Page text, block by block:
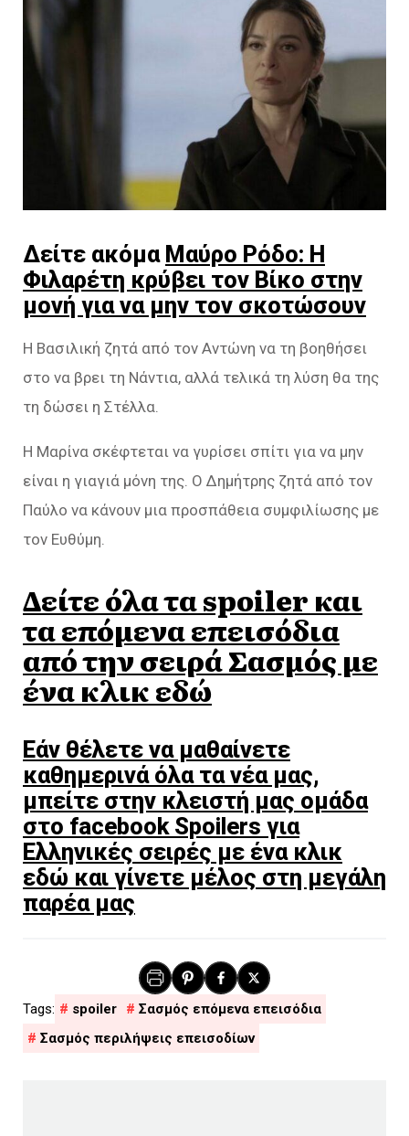
Δείτε ακόμα Μαύρο Ρόδο: Η
Φιλαρέτη κρύβει τον Βίκο στην
μονή για να μην τον σκοτώσουν
Η Βασιλική ζητά από τον Αντώνη να τη βοηθήσει
στο να βρει τη Νάντια, αλλά τελικά τη λύση θα της
τη δώσει η Στέλλα.
Η Μαρίνα σκέφτεται να γυρίσει σπίτι για να μην
είναι η γιαγιά μόνη της. Ο Δημήτρης ζητά από τον
Παύλο να κάνουν μια προσπάθεια συμφιλίωσης με
τον Ευθύμη.
Δείτε όλα τα spoiler και
τα επόμενα επεισόδια
από την σειρά Σασμός με
ένα κλικ εδώ
Εάν θέλετε να μαθαίνετε
καθημερινά όλα τα νέα μας,
μπείτε στην κλειστή μας ομάδα
στο facebook Spoilers για
Ελληνικές σειρές με ένα κλικ
εδώ και γίνετε μέλος στη μεγάλη
παρέα μας
spoiler
Σασμός επόμενα επεισόδια
Σασμός περιλήψεις επεισοδίων